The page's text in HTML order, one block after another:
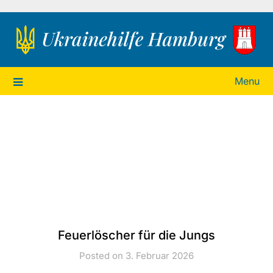
Ukrainehilfe Hamburg
Menu
Feuerlöscher für die Jungs
Posted on 3. Februar 2026